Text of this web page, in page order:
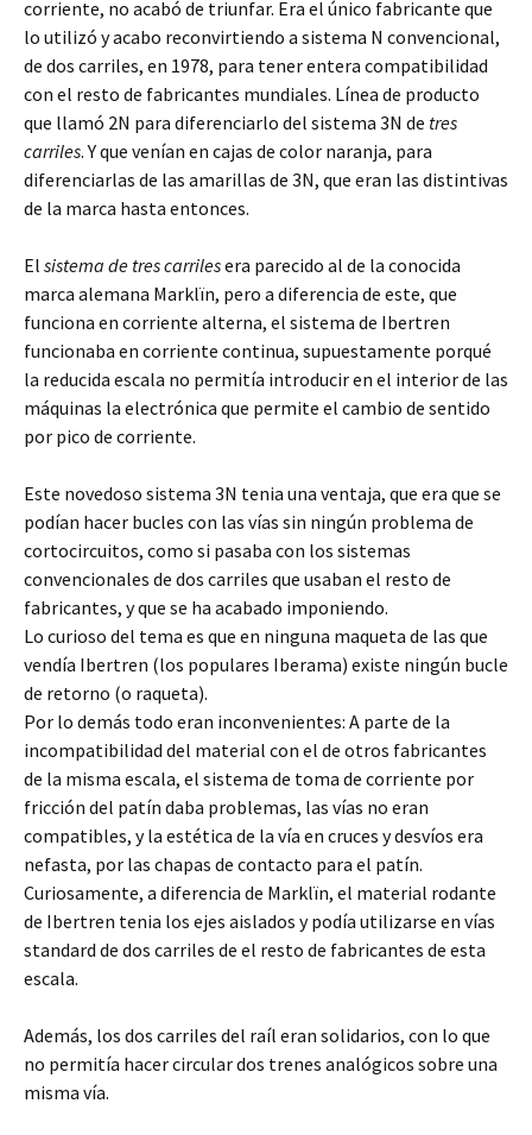
corriente, no acabó de triunfar. Era el único fabricante que
lo utilizó y acabo reconvirtiendo a sistema N convencional,
de dos carriles, en 1978, para tener entera compatibilidad
con el resto de fabricantes mundiales. Línea de producto
que llamó 2N para diferenciarlo del sistema 3N de tres
carriles. Y que venían en cajas de color naranja, para
diferenciarlas de las amarillas de 3N, que eran las distintivas
de la marca hasta entonces.
El sistema de tres carrilesera parecido al de la conocida
marca alemana Marklïn, pero a diferencia de este, que
funciona en corriente alterna, el sistema de Ibertren
funcionaba en corriente continua, supuestamente porqué
la reducida escala no permitía introducir en el interior de las
máquinas la electrónica que permite el cambio de sentido
por pico de corriente.
Este novedoso sistema 3N tenia una ventaja, que era que se
podían hacer bucles con las vías sin ningún problema de
cortocircuitos, como si pasaba con los sistemas
convencionales de dos carriles que usaban el resto de
fabricantes, y que se ha acabado imponiendo.
Lo curioso del tema es que en ninguna maqueta de las que
vendía Ibertren (los populares Iberama) existe ningún bucle
de retorno (o raqueta).
Por lo demás todo eran inconvenientes: A parte de la
incompatibilidad del material con el de otros fabricantes
de la misma escala, el sistema de toma de corriente por
fricción del patín daba problemas, las vías no eran
compatibles, y la estética de la vía en cruces y desvíos era
nefasta, por las chapas de contacto para el patín.
Curiosamente, a diferencia de Marklïn, el material rodante
de Ibertren tenia los ejes aislados y podía utilizarse en vías
standard de dos carriles de el resto de fabricantes de esta
escala.
Además, los dos carriles del raíl eran solidarios, con lo que
no permitía hacer circular dos trenes analógicos sobre una
misma vía.